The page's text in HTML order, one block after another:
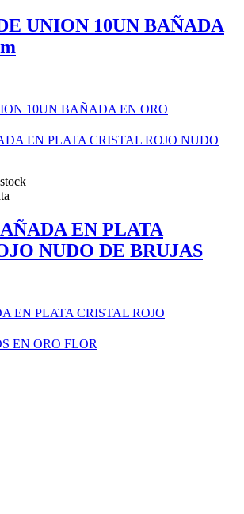
UNION 10UN BAÑADA
10UN BAÑADA EN ORO
EN PLATA
NUDO DE BRUJAS
EN PLATA CRISTAL ROJO